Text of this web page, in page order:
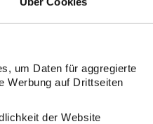
um Daten für aggregierte
Werbung auf Drittseiten
der Website